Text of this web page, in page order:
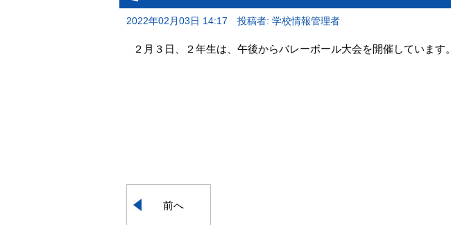
2022年02月03日 14:17 投稿者: 学校情報管理者
２月３日、２年生は、午後からバレーボール大会を開催しています。
前へ